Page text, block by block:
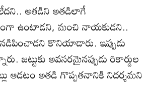
అతడిని అతడిలాగే
ఉంటాడని, మంచి నాయకుడని..
కొనియాడారు. ఇప్పుడు
జట్టుకు అవసరమైనప్పుడు రికార్డుల
ఆడటం అతడి గొప్పతనానికి నిదర్శమని